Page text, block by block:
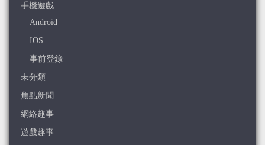
手機遊戲
Android
IOS
事前登錄
未分類
焦點新聞
網絡趣事
遊戲趣事